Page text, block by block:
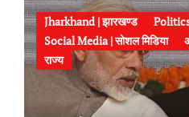
Jharkhand | झारखण्ड Politics
Social Media | सोशल मिडिया
राज्य